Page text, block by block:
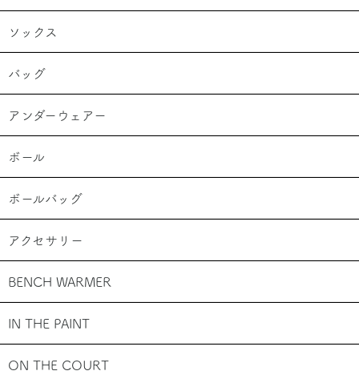
ソックス
バッグ
アンダーウェアー
ボール
ボールバッグ
アクセサリー
BENCH WARMER
IN THE PAINT
ON THE COURT